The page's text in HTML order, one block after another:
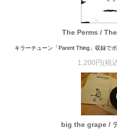
The Perms /
キラーチューン「Parent Thing」収録で
1,200円(税
big the grape /